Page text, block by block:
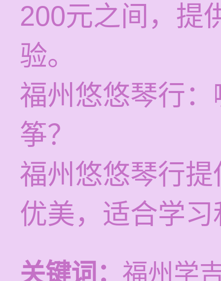
200元之间，提
验。
福州悠悠琴行
筝？
福州悠悠琴行
优美，适合学
关键词： 福州学